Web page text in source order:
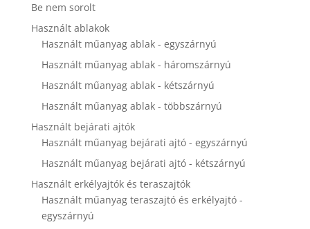
Be nem sorolt
Használt ablakok
Használt műanyag ablak - egyszárnyú
Használt műanyag ablak - háromszárnyú
Használt műanyag ablak - kétszárnyú
Használt műanyag ablak - többszárnyú
Használt bejárati ajtók
Használt műanyag bejárati ajtó - egyszárnyú
Használt műanyag bejárati ajtó - kétszárnyú
Használt erkélyajtók és teraszajtók
Használt műanyag teraszajtó és erkélyajtó -
egyszárnyú
you visit our
site, you
increase the
seeing
personalized